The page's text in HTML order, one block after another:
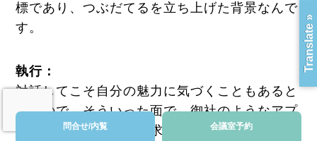
標であり、つぶだてるを立ち上げた背景なんで
す。
執行：
対話してこそ自分の魅力に気づくこともあると
思うので、そういった面で、御社のようなアプ
ローチで救われている求職者さんがたくさんい
問合せ/内覧 会議室予約
Translate »